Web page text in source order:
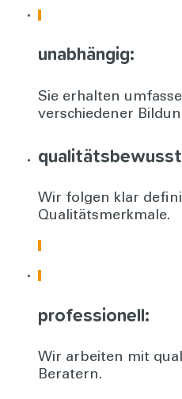
unabhängig:
Sie erhalten
verschiedener
Wir folgen klar
Qualitätsmerkmale.
professionell:
Wir arbeiten mit
Beratern.